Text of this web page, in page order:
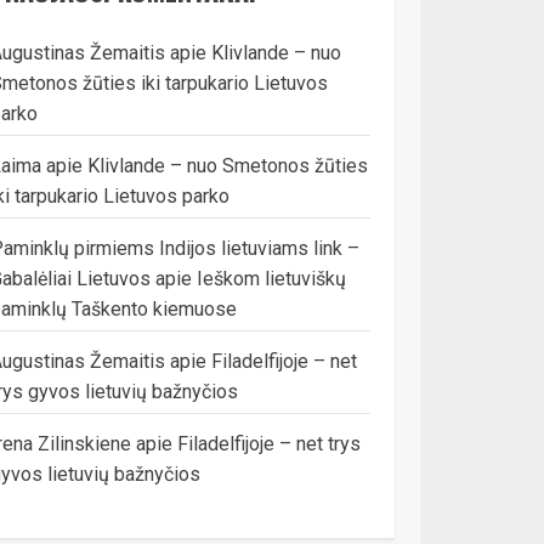
Žemaitis apie Klivlande – nuo
žūties iki tarpukario Lietuvos
apie Klivlande – nuo Smetonos žūties
tarpukario Lietuvos parko
pirmiems Indijos lietuviams link –
Lietuvos apie Ieškom lietuviškų
Taškento kiemuose
Žemaitis apie Filadelfijoje – net
gyvos lietuvių bažnyčios
Zilinskiene apie Filadelfijoje – net trys
lietuvių bažnyčios